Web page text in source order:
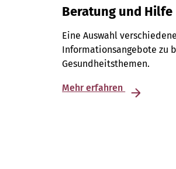
Beratung und Hilfe
Eine Auswahl
Informationsangebote zu
Gesundheitsthemen.
Mehr erfahren